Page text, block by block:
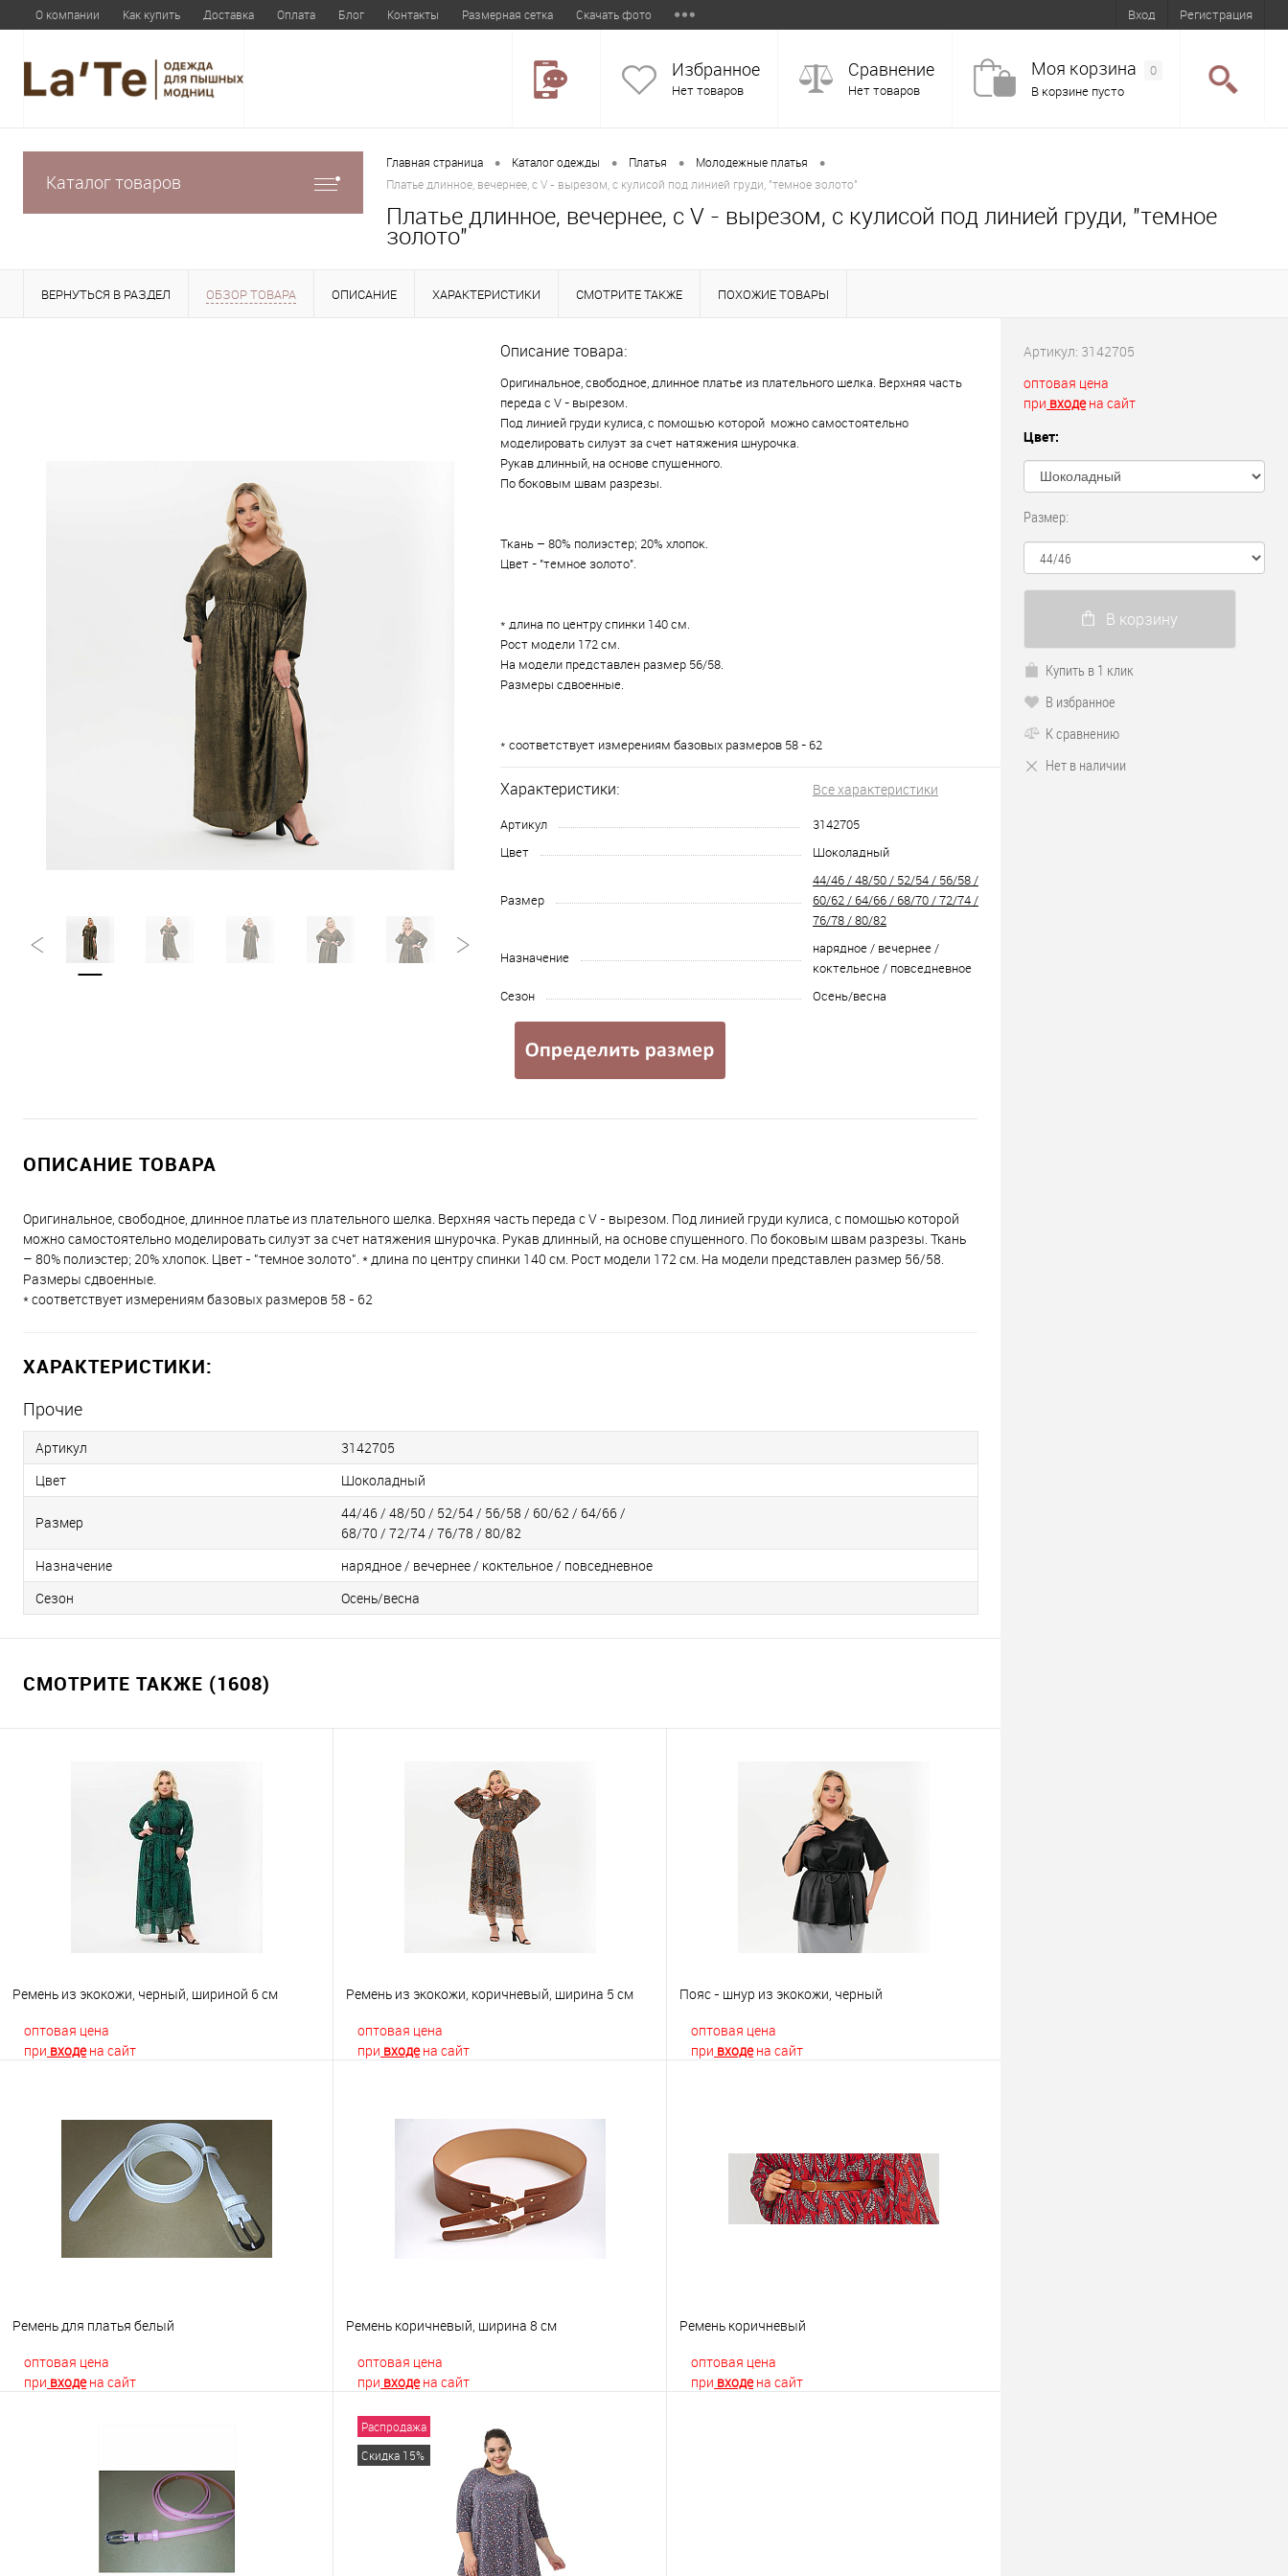
О компании Как купить Доставка Оплата Блог Контакты Размерная сетка Скачать фото Вход Регистрация
Избранное
Нет товаров
Сравнение
Нет товаров
Моя корзина
0
В корзине пусто
Каталог товаров
Главная страница • Каталог одежды • Платья • Молодежные платья •
Платье длинное, вечернее, с V - вырезом, с кулисой под линией груди, "темное золото"
Платье длинное, вечернее, с V - вырезом, с кулисой под линией груди, "темное
золото"
ВЕРНУТЬСЯ В РАЗДЕЛ ОБЗОР ТОВАРА ОПИСАНИЕ ХАРАКТЕРИСТИКИ СМОТРИТЕ ТАКЖЕ ПОХОЖИЕ ТОВАРЫ
Описание товара:
Оригинальное, свободное, длинное платье из плательного шелка. Верхняя часть
переда с V - вырезом.
Под линией груди кулиса, с помощью которой можно самостоятельно
моделировать силуэт за счет натяжения шнурочка.
Рукав длинный, на основе спущенного.
По боковым швам разрезы.
Ткань – 80% полиэстер; 20% хлопок.
Цвет - "темное золото".
* длина по центру спинки 140 см.
Рост модели 172 см.
На модели представлен размер 56/58.
Размеры сдвоенные.
* соответствует измерениям базовых размеров 58 - 62
Характеристики: Все характеристики
Артикул
3142705
Цвет
Шоколадный
Размер
44/46 / 48/50 / 52/54 / 56/58 /
60/62 / 64/66 / 68/70 / 72/74 /
76/78 / 80/82
Назначение
нарядное / вечернее /
коктельное / повседневное
Сезон
Осень/весна
ОПИСАНИЕ ТОВАРА
Оригинальное, свободное, длинное платье из плательного шелка. Верхняя часть переда с V - вырезом. Под линией груди кулиса, с помощью которой
можно самостоятельно моделировать силуэт за счет натяжения шнурочка. Рукав длинный, на основе спущенного. По боковым швам разрезы. Ткань
– 80% полиэстер; 20% хлопок. Цвет - "темное золото". * длина по центру спинки 140 см. Рост модели 172 см. На модели представлен размер 56/58.
Размеры сдвоенные.
* соответствует измерениям базовых размеров 58 - 62
ХАРАКТЕРИСТИКИ:
Прочие
Артикул
3142705
Цвет
Шоколадный
Размер
44/46 / 48/50 / 52/54 / 56/58 / 60/62 / 64/66 /
68/70 / 72/74 / 76/78 / 80/82
Назначение
нарядное / вечернее / коктельное / повседневное
Сезон
Осень/весна
СМОТРИТЕ ТАКЖЕ (1608)
Ремень из экокожи, черный, шириной 6 см
оптовая цена
при входена сайт
Купить в 1 клик
К сравнению
В избранное
Недоступно
Ремень из экокожи, коричневый, ширина 5 см
оптовая цена
при входена сайт
Купить в 1 клик
К сравнению
В избранное
Недоступно
Пояс - шнур из экокожи, черный
оптовая цена
при входена сайт
Купить в 1 клик
К сравнению
В избранное
Недоступно
Ремень для платья белый
оптовая цена
при входена сайт
К сравнению
В наличии
Ремень коричневый, ширина 8 см
оптовая цена
при входена сайт
В корзину
В наличии
Ремень коричневый
оптовая цена
при входена сайт
Распродажа
Скидка 15%
Артикул: 3142705
оптовая цена
при входена сайт
Цвет:
Размер:
В корзину
Купить в 1 клик
В избранное
К сравнению
Нет в наличии